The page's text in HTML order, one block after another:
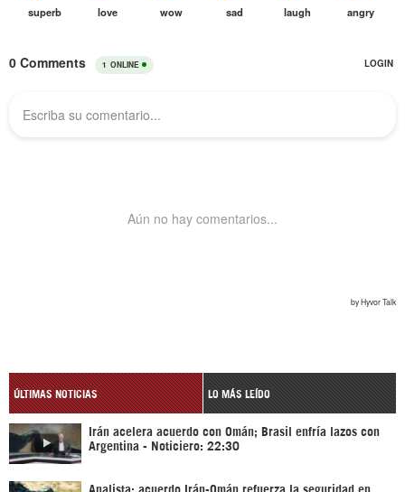
ÚLTIMAS NOTICIAS LO MÁS LEÍDO
Irán acelera acuerdo con Omán; Brasil enfría lazos con
Argentina - Noticiero: 22:30
Analista: acuerdo Irán-Omán refuerza la seguridad en